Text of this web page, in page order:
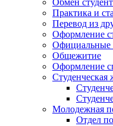
Обмен
Практика и
Перевод из
Оформление
Официальные
Общежитие
Оформление
Студенческая
Молодежная
Отдел